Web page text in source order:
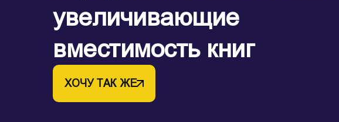
увеличивающие
вместимость книг
ХОЧУ ТАК ЖЕ